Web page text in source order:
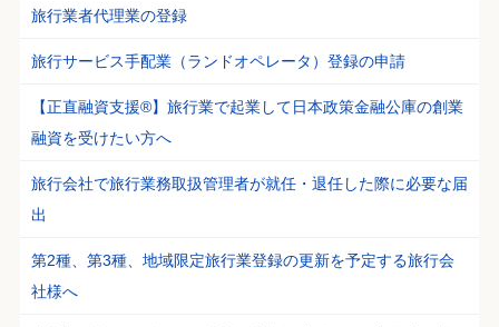
旅行業者代理業の登録
旅行サービス手配業（ランドオペレータ）登録の申請
【正直融資支援®】旅行業で起業して日本政策金融公庫の創業
融資を受けたい方へ
旅行会社で旅行業務取扱管理者が就任・退任した際に必要な届
出
第2種、第3種、地域限定旅行業登録の更新を予定する旅行会
社様へ